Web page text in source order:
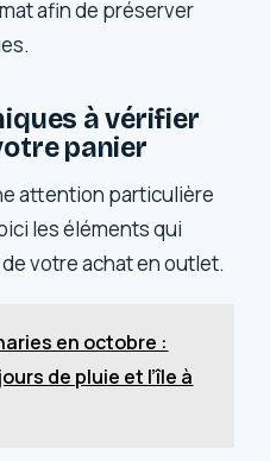
afin de préserver
à vérifier
panier
attention particulière
les éléments qui
votre achat en outlet.
en octobre :
de pluie et l’île à